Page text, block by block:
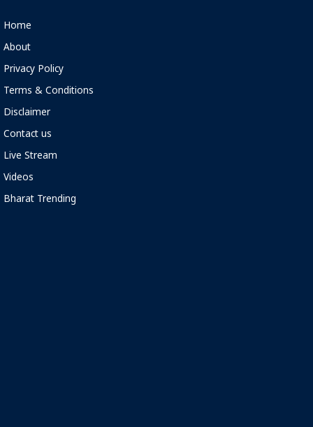
Home
About
Privacy Policy
Terms & Conditions
Disclaimer
Contact us
Live Stream
Videos
Bharat Trending